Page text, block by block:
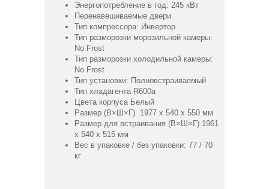
Энергопотребление в год: 245 кВт
Перенавешиваемые двери
Тип компрессора: Инвертор
Тип разморозки морозильной камеры:
No Frost
Тип разморозки холодильной камеры:
No Frost
Тип установки: Полновстраиваемый
Тип хладагента R600a
Цвета корпуса Белый
Размер (В×Ш×Г) 1977 х 540 х 550 мм
Размер для встраивания (В×Ш×Г) 1961
х 540 х 515 мм
Вес в упаковке / без упаковки: 77 / 70
кг